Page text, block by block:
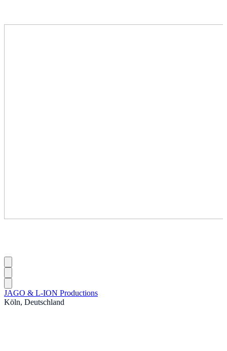
JAGO & L-ION Productions
Köln, Deutschland